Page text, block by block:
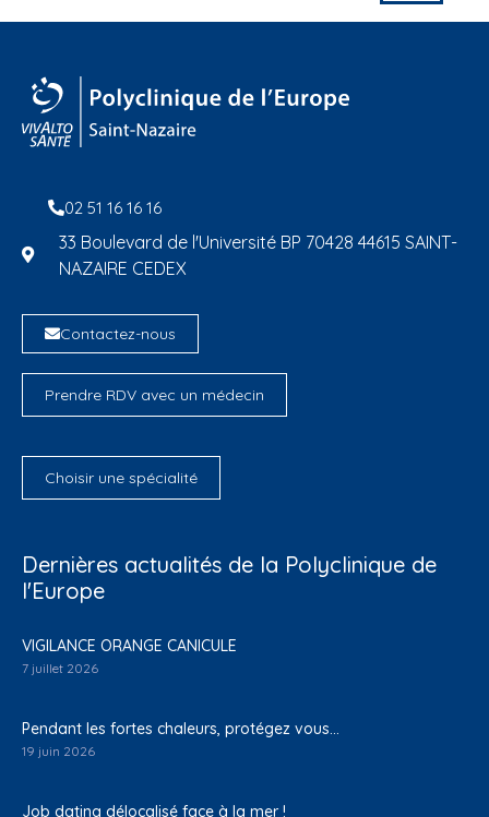
02 51 16 16 16
33 Boulevard de l'Université BP 70428 44615 SAINT-
NAZAIRE CEDEX
Contactez-nous
Prendre RDV avec un médecin
Choisir une spécialité
Dernières actualités de la Polyclinique de
l'Europe
VIGILANCE ORANGE CANICULE
7 juillet 2026
Pendant les fortes chaleurs, protégez vous…
19 juin 2026
Job dating délocalisé face à la mer !